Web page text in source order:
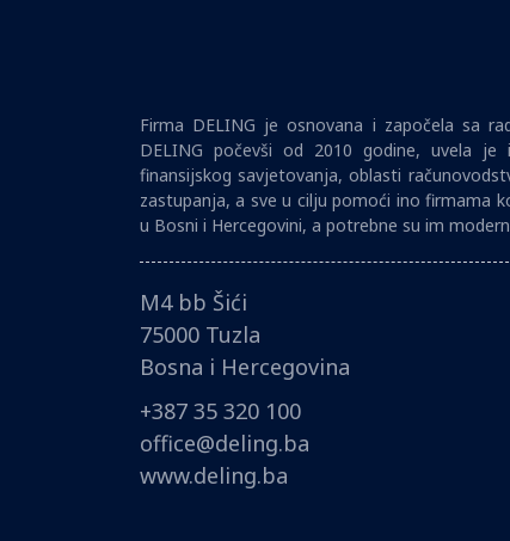
Firma DELING je osnovana i započela sa
DELING počevši od 2010 godine, uvela
finansijskog savjetovanja, oblasti
zastupanja, a sve u cilju pomoći ino firmama
u Bosni i Hercegovini, a potrebne su im
M4 bb Šići
75000 Tuzla
Bosna i Hercegovina
+387 35 320 100
office@deling.ba
www.deling.ba